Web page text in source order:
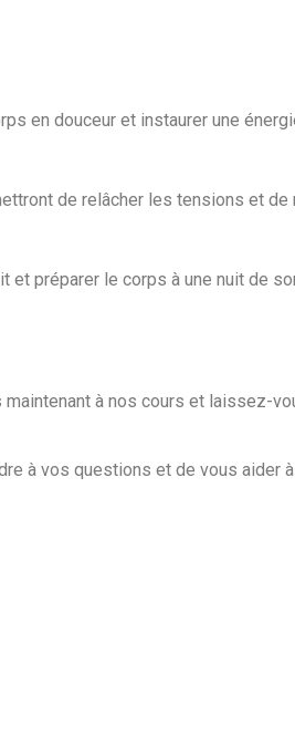
en douceur et instaurer une
de relâcher les tensions et de
et préparer le corps à une nuit de
à nos cours et laissez-
à vos questions et de vous aider